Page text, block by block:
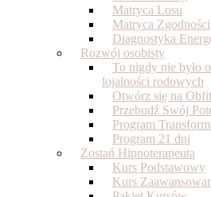
Matryca Losu
Matryca Zgodności
Diagnostyka
Rozwój osobisty
To nigdy nie było
lojalności rodowych
Otwórz się na
Przebudź Swój
Program
Program 21 dni
Zostań Hipnoterapeutą
Kurs Podstawowy
Kurs